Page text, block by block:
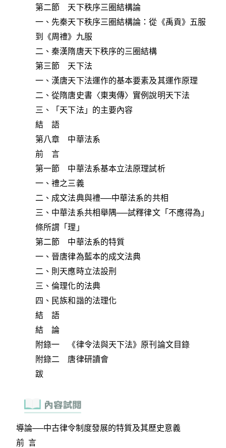
第二節 天下秩序三圈結構論
一、先秦天下秩序三圈結構論：從《禹貢》五服
到《周禮》九服
二、秦漢隋唐天下秩序的三圈結構
第三節 天下法
一、漢唐天下法運作的基本要素及其運作原理
二、從隋唐史書〈東夷傳〉實例說明天下法
三、「天下法」的主要內容
結 語
第八章 中華法系
前 言
第一節 中華法系基本立法原理試析
一、禮之三義
二、成文法典與禮──中華法系的共相
三、中華法系共相舉隅──試釋律文「不應得為」
條所謂「理」
第二節 中華法系的特質
一、晉唐律為藍本的成文法典
二、則天應時立法設刑
三、倫理化的法典
四、民族和諧的法理化
結 語
結 論
附錄一 《律令法與天下法》原刊論文目錄
附錄二 唐律研讀會
跋